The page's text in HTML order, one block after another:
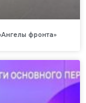
фронта»